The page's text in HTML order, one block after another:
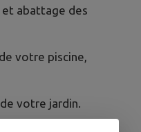
et abattage des
votre piscine,
votre jardin.